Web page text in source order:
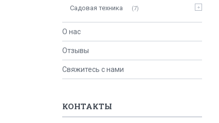
Садовая техника 7
О нас
Отзывы
Свяжитесь с нами
КОНТАКТЫ